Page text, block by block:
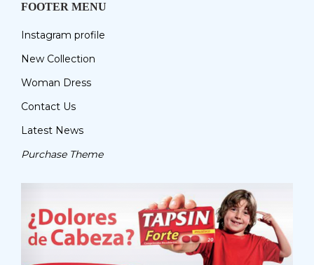
FOOTER MENU
Instagram profile
New Collection
Woman Dress
Contact Us
Latest News
Purchase Theme
Regístrate aquí para recibir la
revista mensualmente.